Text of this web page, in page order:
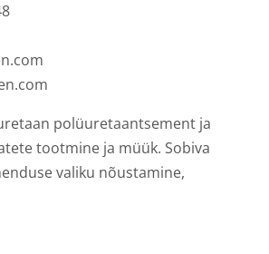
polüuretaantsement ja
tootmine ja müük. Sobiva
valiku nõustamine,